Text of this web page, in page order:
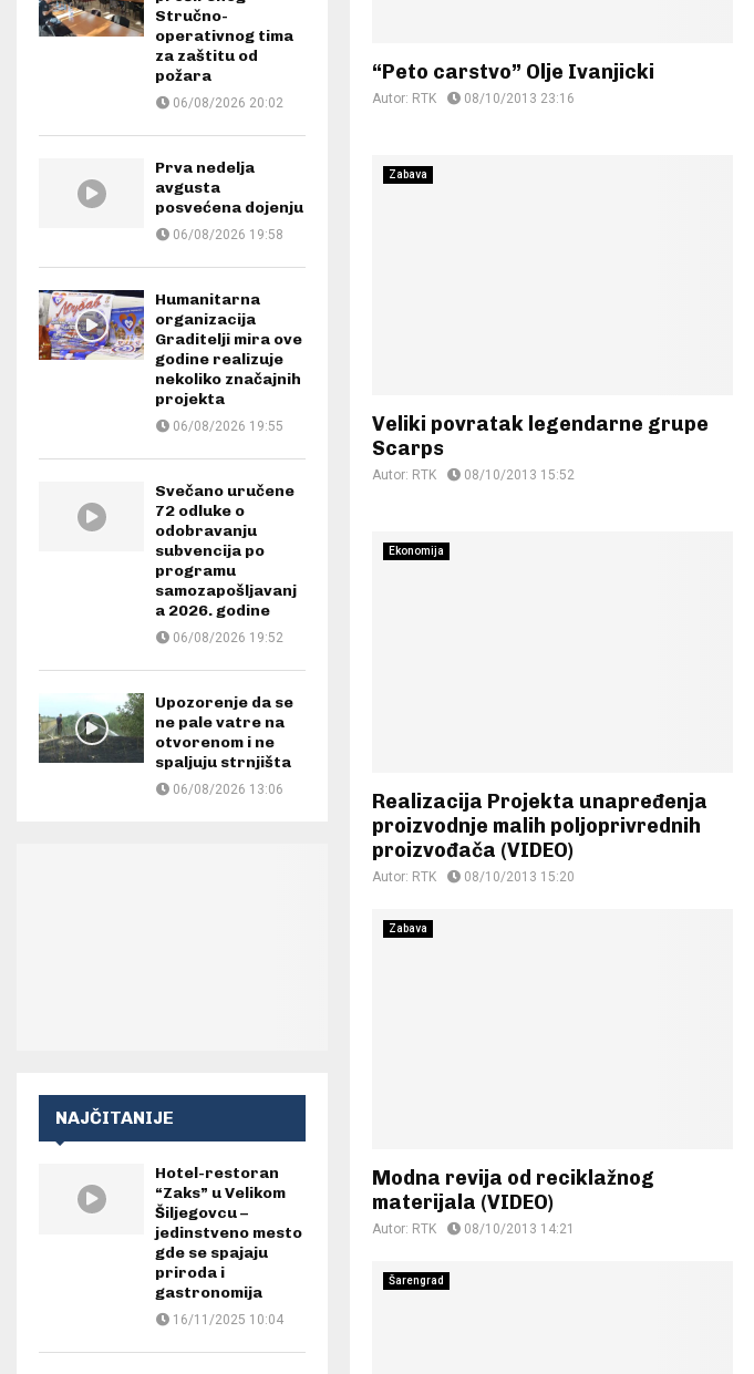
“Peto carstvo” Olje Ivanjicki
Autor: RTK 08/10/2013 23:16
Zabava
Veliki povratak legendarne grupe
Scarps
Autor: RTK 08/10/2013 15:52
Ekonomija
Realizacija Projekta unapređenja
proizvodnje malih poljoprivrednih
proizvođača (VIDEO)
Autor: RTK 08/10/2013 15:20
Zabava
Modna revija od reciklažnog
materijala (VIDEO)
Autor: RTK 08/10/2013 14:21
Šarengrad
Stručno-
operativnog tima
za zaštitu od
požara
06/08/2026 20:02
Prva nedelja
avgusta
posvećena dojenju
06/08/2026 19:58
Humanitarna
organizacija
Graditelji mira ove
godine realizuje
nekoliko značajnih
projekta
06/08/2026 19:55
Svečano uručene
72 odluke o
odobravanju
subvencija po
programu
samozapošljavanj
a 2026. godine
06/08/2026 19:52
Upozorenje da se
ne pale vatre na
otvorenom i ne
spaljuju strnjišta
06/08/2026 13:06
NAJČITANIJE
Hotel-restoran
“Zaks” u Velikom
Šiljegovcu –
jedinstveno mesto
gde se spajaju
priroda i
gastronomija
16/11/2025 10:04